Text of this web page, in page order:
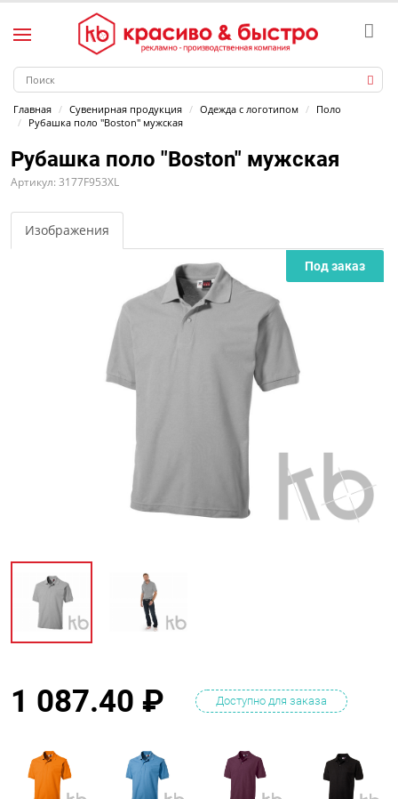
Главная Сувенирная продукция Одежда с логотипом
Поло
Рубашка поло "Boston" мужская
Рубашка поло "Boston" мужская
Артикул: 3177F953XL
Изображения
Под заказ
1 087.40 ₽ Доступно для заказа